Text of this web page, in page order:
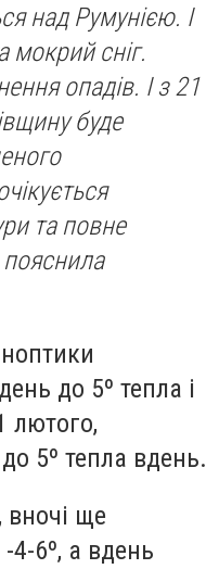
над Румунією. І
мокрий сніг.
опадів. І з 21
буде
та повне
до 5º тепла і
лютого,
до 5º тепла вдень.
вночі ще
4-6º, а вдень